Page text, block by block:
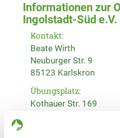
Informationen zur
Ingolstadt-Süd e.V.
Kontakt:
Beate Wirth
Neuburger Str. 9
85123 Karlskron
Übungsplatz:
Kothauer Str. 169